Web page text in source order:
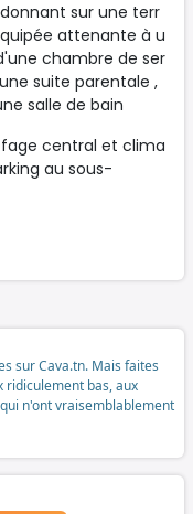
sur une terr
attenante à u
chambre de ser
suite parentale ,
salle de bain
central et clima
au sous-
sur Cava.tn. Mais faites
ridiculement bas, aux
n'ont vraisemblablement